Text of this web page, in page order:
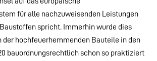
für alle nachzuweisenden Leistungen
spricht. Immerhin wurde dies
der hochfeuerhemmenden Bauteile in den
bauordnungsrechtlich schon so praktiziert